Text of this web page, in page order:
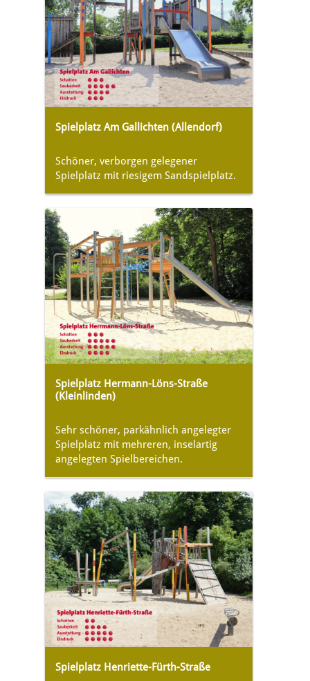
Spielplatz Am Gallichten (Allendorf)
Schöner, verborgen gelegener
Spielplatz mit riesigem Sandspielplatz.
Spielplatz Hermann-Löns-Straße
(Kleinlinden)
Sehr schöner, parkähnlich angelegter
Spielplatz mit mehreren, inselartig
angelegten Spielbereichen.
Spielplatz Henriette-Fürth-Straße